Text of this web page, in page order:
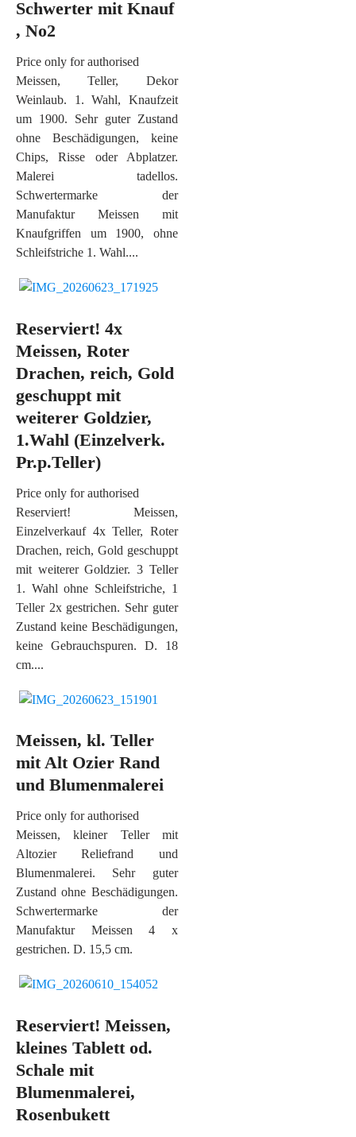
Schwerter mit Knauf
, No2
Price only for authorised
Meissen, Teller, Dekor
Weinlaub. 1. Wahl, Knaufzeit
um 1900. Sehr guter Zustand
ohne Beschädigungen, keine
Chips, Risse oder Abplatzer.
Malerei tadellos.
Schwertermarke der
Manufaktur Meissen mit
Knaufgriffen um 1900, ohne
Schleifstriche 1. Wahl....
Reserviert! 4x
Meissen, Roter
Drachen, reich, Gold
geschuppt mit
weiterer Goldzier,
1.Wahl (Einzelverk.
Pr.p.Teller)
Price only for authorised
Reserviert! Meissen,
Einzelverkauf 4x Teller, Roter
Drachen, reich, Gold geschuppt
mit weiterer Goldzier. 3 Teller
1. Wahl ohne Schleifstriche, 1
Teller 2x gestrichen. Sehr guter
Zustand keine Beschädigungen,
keine Gebrauchspuren. D. 18
cm....
Meissen, kl. Teller
mit Alt Ozier Rand
und Blumenmalerei
Price only for authorised
Meissen, kleiner Teller mit
Altozier Reliefrand und
Blumenmalerei. Sehr guter
Zustand ohne Beschädigungen.
Schwertermarke der
Manufaktur Meissen 4 x
gestrichen. D. 15,5 cm.
Reserviert! Meissen,
kleines Tablett od.
Schale mit
Blumenmalerei,
Rosenbukett